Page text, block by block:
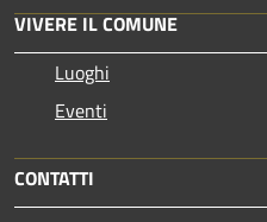
VIVERE IL COMUNE
Luoghi
Eventi
CONTATTI